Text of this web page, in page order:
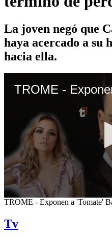
La joven negó que
haya acercado a su
hacia ella.
0
of
6
TROME - Exponen a 'Tomate'
Tv